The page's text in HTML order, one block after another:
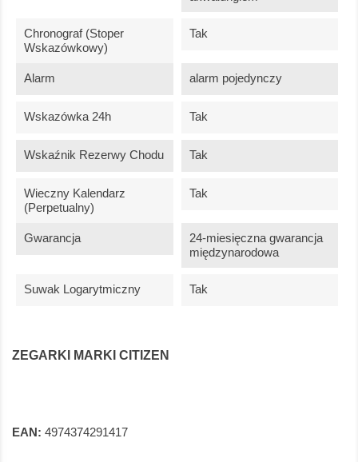
Chronograf (stoper
Wskazówkowy)
Tak
Alarm alarm pojedynczy
Wskazówka 24h Tak
Wskaźnik Rezerwy Chodu Tak
Wieczny Kalendarz
(perpetualny)
Tak
Gwarancja
24-miesięczna gwarancja
międzynarodowa
Suwak Logarytmiczny Tak
ZEGARKI MARKI CITIZEN
EAN: 4974374291417